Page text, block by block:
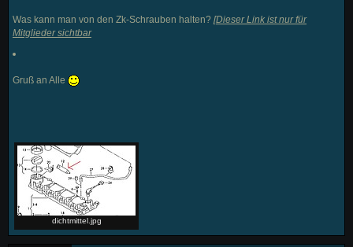
Was kann man von den Zk-Schrauben halten? [Dieser Link ist nur für
Mitglieder sichtbar
Gruß an Alle
dichtmittel.jpg